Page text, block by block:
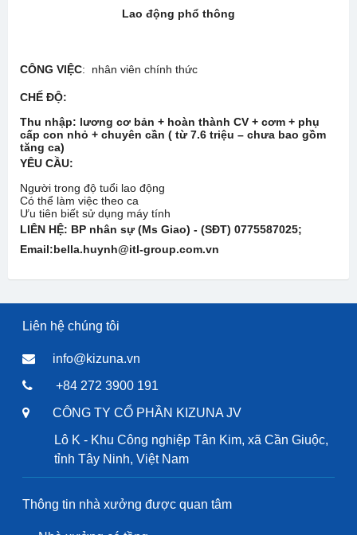
Lao động phổ thông
CÔNG VIỆC: nhân viên chính thức
CHẾ ĐỘ:
Thu nhập: lương cơ bản + hoàn thành CV + cơm + phụ
cấp con nhỏ + chuyên cần ( từ 7.6 triệu – chưa bao gồm
tăng ca)
YÊU CẦU:
Người trong độ tuổi lao động
Có thể làm việc theo ca
Ưu tiên biết sử dụng máy tính
LIÊN HỆ: BP nhân sự (Ms Giao) - (SĐT) 0775587025;
Email:bella.huynh@itl-group.com.vn
Liên hệ chúng tôi
info@kizuna.vn
+84 272 3900 191
CÔNG TY CỔ PHẦN KIZUNA JV
Lô K - Khu Công nghiệp Tân Kim, xã Cần Giuộc,
tỉnh Tây Ninh, Việt Nam
Thông tin nhà xưởng được quan tâm